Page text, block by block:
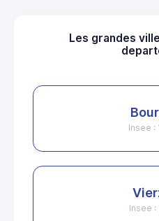
Les grandes
Insee :
Insee :